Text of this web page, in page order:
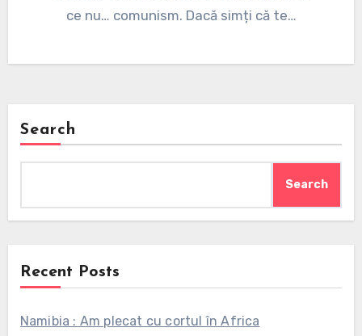
ce nu… comunism. Dacă simți că te…
Search
Search
Recent Posts
Namibia : Am plecat cu cortul în Africa